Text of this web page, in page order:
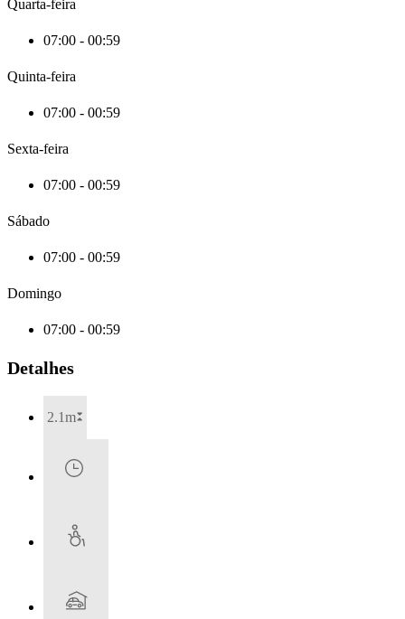
Quarta-feira
07:00 - 00:59
Quinta-feira
07:00 - 00:59
Sexta-feira
07:00 - 00:59
Sábado
07:00 - 00:59
Domingo
07:00 - 00:59
Detalhes
2.1m